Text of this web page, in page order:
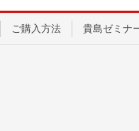
ご購入方法 貴島ゼミナ